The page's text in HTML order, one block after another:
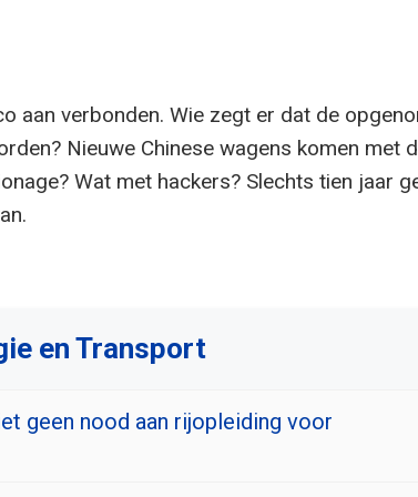
aan verbonden. Wie zegt er dat de
Nieuwe Chinese wagens komen met
Wat met hackers? Slechts tien jaar
en Transport
geen nood aan rijopleiding voor